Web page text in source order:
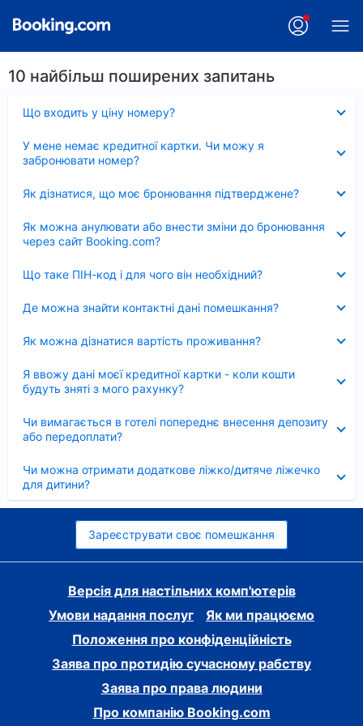
10 найбільш поширених запитань
Що входить у ціну номеру?
У мене немає кредитної картки. Чи можу я
забронювати номер?
Як дізнатися, що моє бронювання підтверджене?
Як можна анулювати або внести зміни до бронювання
через сайт Booking.com?
Що таке ПІН-код і для чого він необхідний?
Де можна знайти контактні дані помешкання?
Як можна дізнатися вартість проживання?
Я ввожу дані моєї кредитної картки - коли кошти
будуть зняті з мого рахунку?
Чи вимагається в готелі попереднє внесення депозиту
або передоплати?
Чи можна отримати додаткове ліжко/дитяче ліжечко
для дитини?
Зареєструвати своє помешкання
Версія для настільних комп'ютерів
Умови надання послуг
Як ми працюємо
Положення про конфіденційність
Заява про протидію сучасному рабству
Заява про права людини
Про компанію Booking.com